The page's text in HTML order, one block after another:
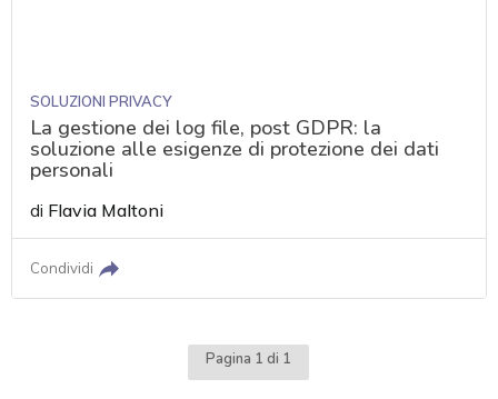
SOLUZIONI PRIVACY
La gestione dei log file, post GDPR: la
soluzione alle esigenze di protezione dei dati
personali
di Flavia Maltoni
Condividi
Pagina 1 di 1